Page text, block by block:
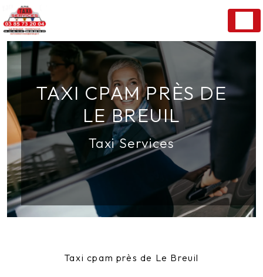
TAXI CPAM PRÈS DE
LE BREUIL
Taxi Services
Taxi cpam près de Le Breuil
Panneau de gestion des cookies